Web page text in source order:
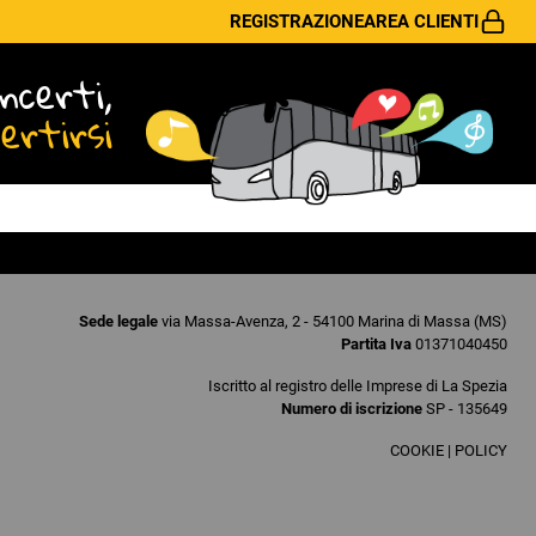
REGISTRAZIONEAREA CLIENTI
Sede legale via Massa-Avenza, 2 - 54100 Marina di Massa (MS)
Partita Iva 01371040450
Iscritto al registro delle Imprese di La Spezia
Numero di iscrizione SP - 135649
COOKIE | POLICY